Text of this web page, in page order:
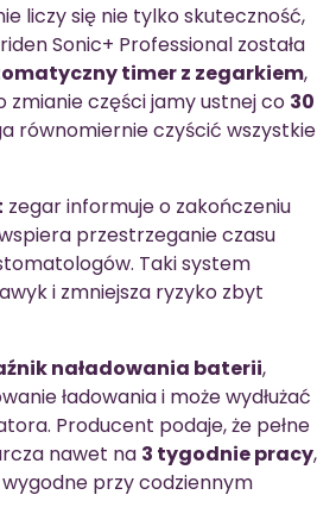
liczy się nie tylko skuteczność,
Sonic+ Professional została
timer z zegarkiem,
części jamy ustnej co 30
równomiernie czyścić wszystkie
zegar informuje o zakończeniu
przestrzeganie czasu
Taki system
i zmniejsza ryzyko zbyt
naładowania baterii,
ładowania i może wydłużać
Producent podaje, że pełne
nawet na 3 tygodnie pracy,
przy codziennym